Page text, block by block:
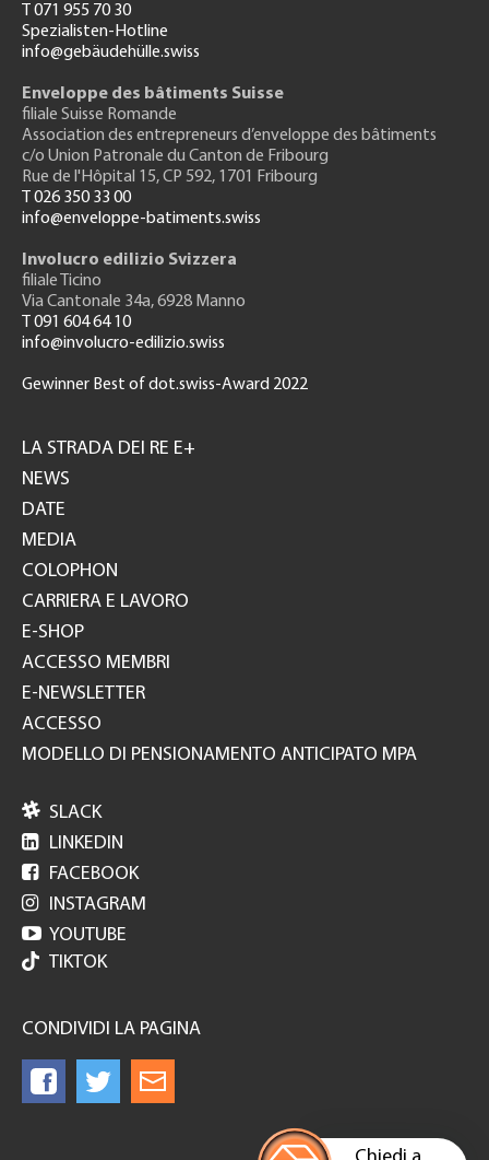
T 071 955 70 30
Spezialisten-Hotline
info@gebäudehülle.swiss
Enveloppe des bâtiments Suisse
filiale Suisse Romande
Association des entrepreneurs d’enveloppe des bâtiments
c/o Union Patronale du Canton de Fribourg
Rue de l'Hôpital 15, CP 592, 1701 Fribourg
T 026 350 33 00
info@enveloppe-batiments.swiss
Involucro edilizio Svizzera
filiale Ticino
Via Cantonale 34a, 6928 Manno
T 091 604 64 10
info@involucro-edilizio.swiss
Gewinner Best of dot.swiss-Award 2022
GH
LA STRADA DEI RE E+
NEWS
DATE
MEDIA
COLOPHON
CARRIERA E LAVORO
E-SHOP
ACCESSO MEMBRI
E-NEWSLETTER
ACCESSO
MODELLO DI PENSIONAMENTO ANTICIPATO MPA
 SLACK
 LINKEDIN
 FACEBOOK
 INSTAGRAM
 YOUTUBE
TIKTOK
CONDIVIDI LA PAGINA